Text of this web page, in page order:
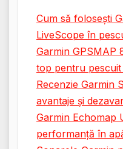
Cum să folosești
LiveScope în
Garmin GPSMAP
top pentru
Recenzie Garmin
avantaje și
Garmin Echomap
performanță în